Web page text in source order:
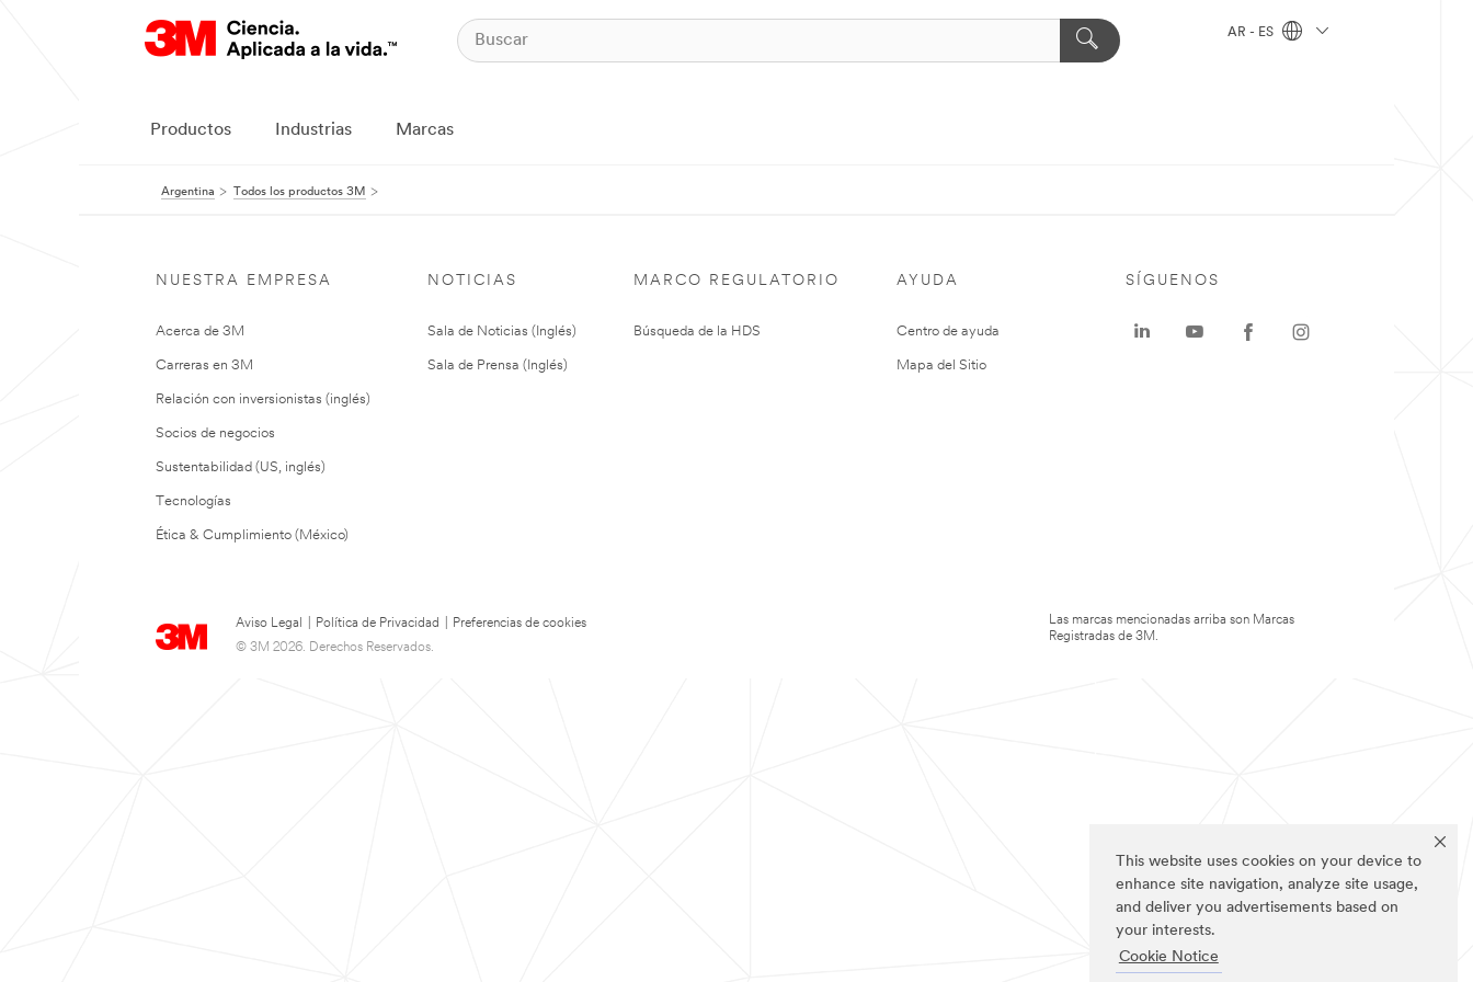
This website uses cookies on your device to
enhance site navigation, analyze site usage,
and deliver you advertisements based on
your interests.
Cookie Notice
AR - ES
Productos Industrias Marcas
Argentina Todos los productos 3M
NUESTRA EMPRESA
Acerca de 3M
Carreras en 3M
Relación con inversionistas (inglés)
Socios de negocios
Sustentabilidad (US, inglés)
Tecnologías
Ética & Cumplimiento (México)
NOTICIAS
Sala de Noticias (Inglés)
Sala de Prensa (Inglés)
MARCO REGULATORIO
Búsqueda de la HDS
AYUDA
Centro de ayuda
Mapa del Sitio
Aviso Legal Política de Privacidad
Preferencias de cookies
© 3M 2026. Derechos Reservados.
SÍGUENOS
Las marcas mencionadas arriba son Marcas
Registradas de 3M.